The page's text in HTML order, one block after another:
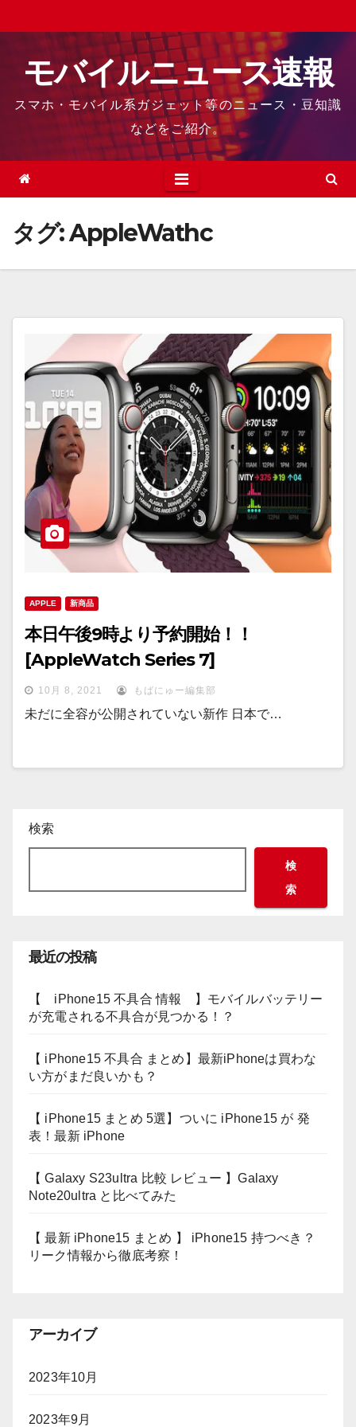
to
contentモバイルニュース速報
スマホ・モバイル系ガジェット等のニュース・豆知識
などをご紹介。
タグ:AppleWathc
APPLE 新商品
本日午後9時より予約開始！！
[AppleWatch Series 7]
10月 8, 2021 もばにゅー編集部
未だに全容が公開されていない新作 日本で…
検索
検
索
最近の投稿
【 iPhone15 不具合 情報 】モバイルバッテリー
が充電される不具合が見つかる！？
【 iPhone15 不具合 まとめ】最新iPhoneは買わな
い方がまだ良いかも？
【 iPhone15 まとめ 5選】ついに iPhone15 が 発
表！最新 iPhone
【 Galaxy S23ultra 比較 レビュー 】Galaxy
Note20ultra と比べてみた
【 最新 iPhone15 まとめ 】 iPhone15 持つべき？
リーク情報から徹底考察！
アーカイブ
2023年10月
2023年9月